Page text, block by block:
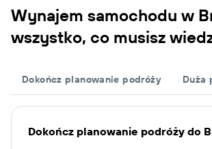
Wynajem samochodu w
wszystko, co musisz
Dokończ planowanie podróży Duża
Dokończ planowanie podróży do